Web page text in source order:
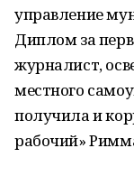
управление
Диплом за
журналист,
местного
получила и
рабочий»